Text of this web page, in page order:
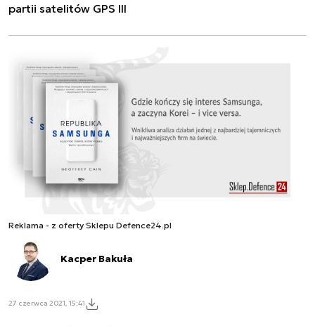
partii satelitów GPS III
Reklama - z oferty Sklepu Defence24.pl
Kacper Bakuła
27 czerwca 2021, 15:41